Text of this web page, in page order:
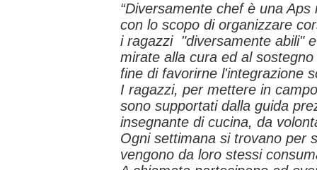
“Diversamente chef è una
con lo scopo di organizzare
i ragazzi "diversamente abili"
mirate alla cura ed al
fine di favorirne l'integrazione
I ragazzi, per mettere in
sono supportati dalla guida
insegnante di cucina, da
Ogni settimana si trovano per
vengono da loro stessi